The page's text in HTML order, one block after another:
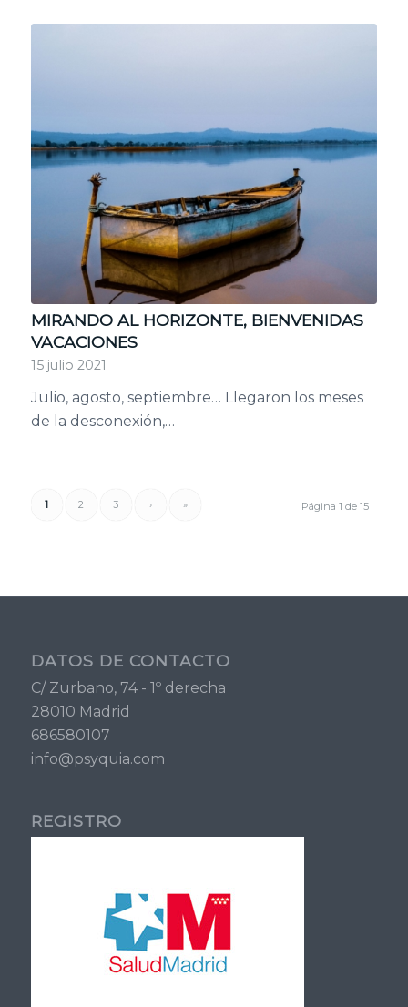
MIRANDO AL HORIZONTE, BIENVENIDAS
VACACIONES
15 julio 2021
Julio, agosto, septiembre… Llegaron los meses
de la desconexión,…
Página 1 de 15
1 2 3 › »
DATOS DE CONTACTO
C/ Zurbano, 74 - 1º derecha
28010 Madrid
686580107
info@psyquia.com
REGISTRO